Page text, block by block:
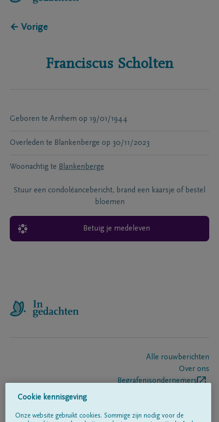
← Vorige
Franciscus Scholten
Geboren te Arnhem op 19/01/1944
Overleden te Blankenberge op 30/11/2023
Woonachtig te Blankenberge
Stuur een condoléancebericht, brand een kaarsje of bestel
bloemen
Betuig je medeleven
Alle rouwberichten
Over ons
Begrafenisondernemers
Cookie kennisgeving
Onze website gebruikt cookies. Sommige zijn nodig voor de